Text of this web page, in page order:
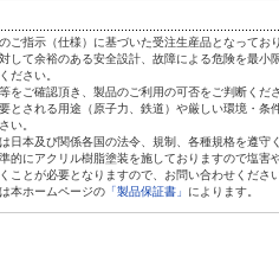
ご指示（仕様）に基づいた受注生産品となってお
して余裕のある安全設計、故障による危険を最小
ださい。
をご確認頂き、製品のご利用の可否をご判断くだ
とされる用途（原子力、鉄道）や厳しい環境・条
い。
日本及び関係各国の法令、規制、各種規格を遵守
的にアクリル樹脂塗装を施しておりますので塩害
ことが必要となりますので、お問い合わせくださ
本ホームページの 「製品保証書」 によります。